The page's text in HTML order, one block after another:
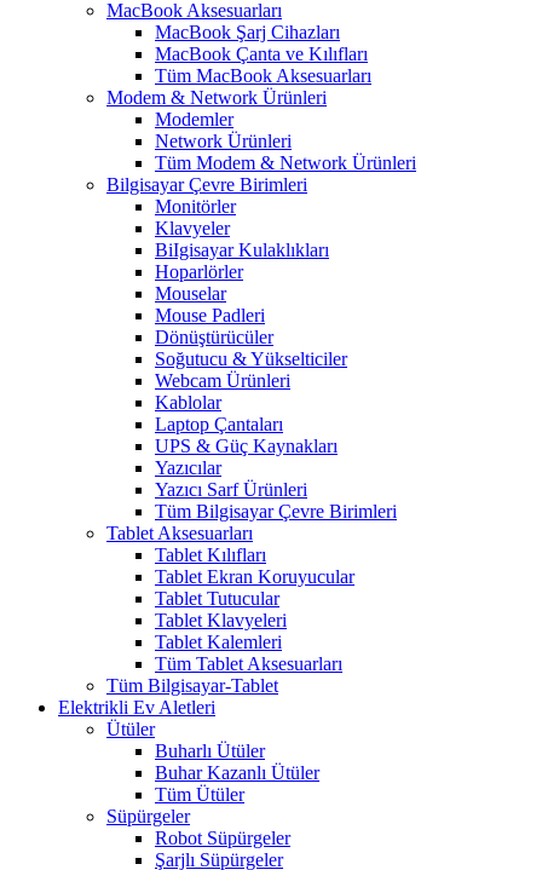
MacBook Aksesuarları
MacBook Şarj Cihazları
MacBook Çanta ve Kılıfları
Tüm MacBook Aksesuarları
Modem & Network Ürünleri
Modemler
Network Ürünleri
Tüm Modem & Network Ürünleri
Bilgisayar Çevre Birimleri
Monitörler
Klavyeler
BiIgisayar Kulaklıkları
Hoparlörler
Mouselar
Mouse Padleri
Dönüştürücüler
Soğutucu & Yükselticiler
Webcam Ürünleri
Kablolar
Laptop Çantaları
UPS & Güç Kaynakları
Yazıcılar
Yazıcı Sarf Ürünleri
Tüm Bilgisayar Çevre Birimleri
Tablet Aksesuarları
Tablet Kılıfları
Tablet Ekran Koruyucular
Tablet Tutucular
Tablet Klavyeleri
Tablet Kalemleri
Tüm Tablet Aksesuarları
Tüm Bilgisayar-Tablet
Elektrikli Ev Aletleri
Ütüler
Buharlı Ütüler
Buhar Kazanlı Ütüler
Tüm Ütüler
Süpürgeler
Robot Süpürgeler
Şarjlı Süpürgeler